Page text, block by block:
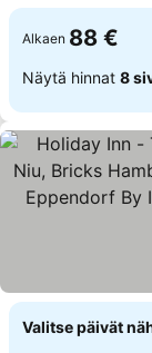
Alkaen 88 €
Näytä hinnat 8
Valitse päivät